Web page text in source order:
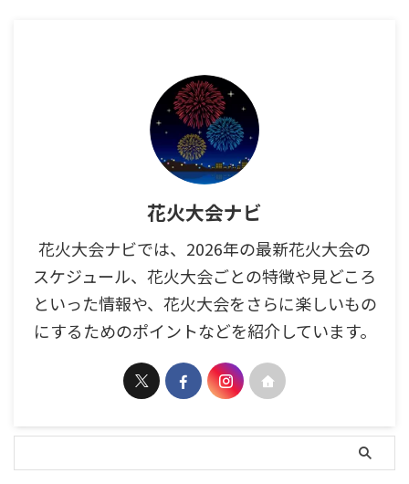
花火大会ナビ
花火大会ナビでは、2026年の最新花火大会の
スケジュール、花火大会ごとの特徴や見どころ
といった情報や、花火大会をさらに楽しいもの
にするためのポイントなどを紹介しています。